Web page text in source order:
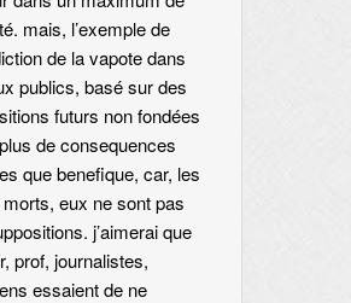
mais, l’exemple de
de la vapote dans
publics, basé sur des
futurs non fondées
de consequences
que benefique, car, les
eux ne sont pas
j’aimerai que
prof, journalistes,
essaient de ne